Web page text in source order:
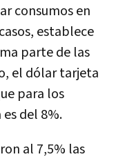
consumos en
establece
parte de las
el dólar tarjeta
para los
del 8%.
al 7,5% las